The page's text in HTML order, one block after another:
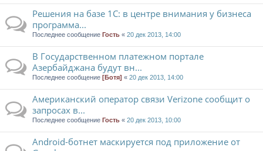
Решения на базе 1С: в центре внимания у бизнеса
программа...
Последнее сообщение Гость « 20 дек 2013, 14:00
В Государственном платежном портале
Азербайджана будут вн...
Последнее сообщение [Ботя] « 20 дек 2013, 14:00
Американский оператор связи Verizone сообщит о
запросах в...
Последнее сообщение Гость « 20 дек 2013, 10:00
Android-ботнет маскируется под приложение от